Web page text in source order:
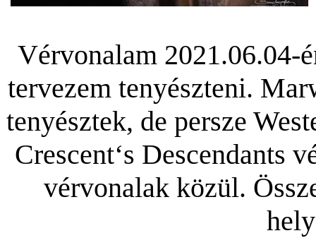
Vérvonalam 2021.06.04-
tervezem tenyészteni.
tenyésztek, de persze
Crescent‘s Descendants
vérvonalak közül.